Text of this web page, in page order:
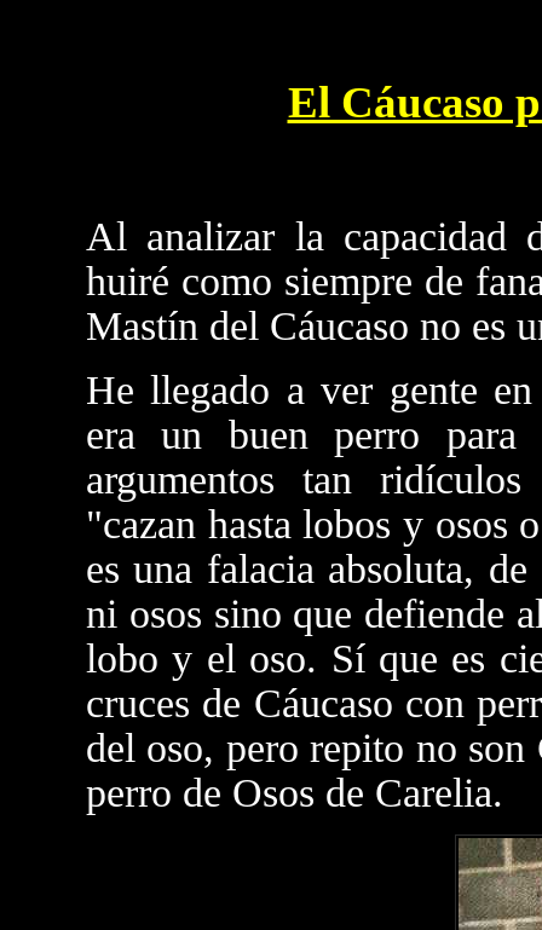
El Cáucaso
Al analizar la capacidad
huiré como siempre de
Mastín del Cáucaso no es
He llegado a ver gente
era un buen perro
argumentos tan
"cazan hasta lobos y osos
es una falacia absoluta,
ni osos sino que defiende
lobo y el oso. Sí que es
cruces de Cáucaso con
del oso, pero repito no son
perro de Osos de Carelia.